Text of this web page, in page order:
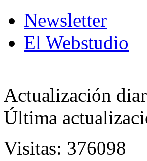
Newsletter
El Webstudio
Actualización
Última
Visitas: 376098